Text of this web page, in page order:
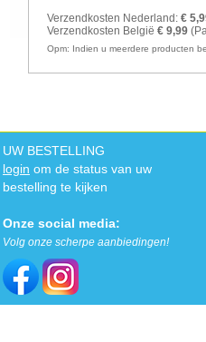
Verzendkosten Nederland: €
Verzendkosten België € 9,99
Opm: Indien u meerdere producten
UW BESTELLING
login om de status van uw
bestelling te kijken
Onze social media:
Volg onze scherpe aanbiedingen!